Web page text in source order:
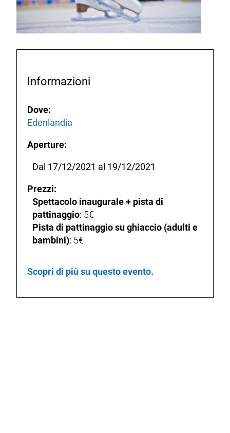
Informazioni
Dove:
Edenlandia
Aperture:
Dal 17/12/2021 al 19/12/2021
Prezzi:
Spettacolo inaugurale + pista di
pattinaggio: 5€
Pista di pattinaggio su ghiaccio (adulti e
bambini): 5€
Scopri di più su questo evento.